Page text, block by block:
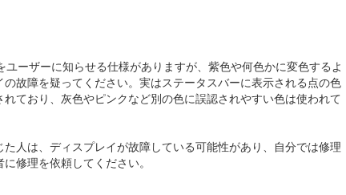
ーザーに知らせる仕様がありますが、紫色や何色かに変色するよ
故障を疑ってください。実はステータスバーに表示される点の色
ており、灰色やピンクなど別の色に誤認されやすい色は使われて
人は、ディスプレイが故障している可能性があり、自分では修理
修理を依頼してください。